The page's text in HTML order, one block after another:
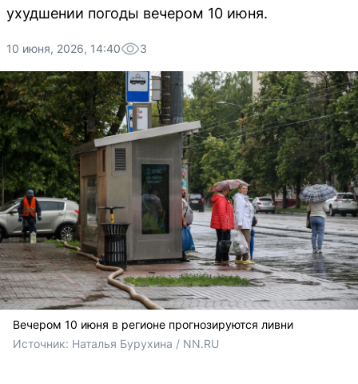
ухудшении погоды вечером 10 июня.
10 июня, 2026, 14:40 3
Вечером 10 июня в регионе прогнозируются ливни
Источник: Наталья Бурухина / NN.RU